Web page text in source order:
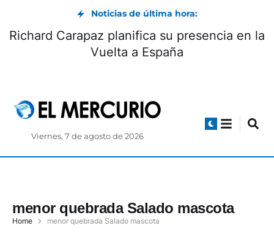
Noticias de última hora:
Richard Carapaz planifica su presencia en la
Vuelta a España
Viernes, 7 de agosto de 2026
menor quebrada Salado mascota
Home menor quebrada Salado mascota